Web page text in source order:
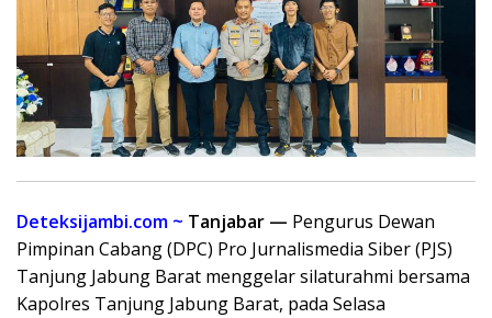
Deteksijambi.com ~ Tanjabar — Pengurus Dewan
Pimpinan Cabang (DPC) Pro Jurnalismedia Siber (PJS)
Tanjung Jabung Barat menggelar silaturahmi bersama
Kapolres Tanjung Jabung Barat, pada Selasa